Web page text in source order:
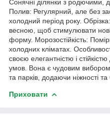
Сонячні ділянки з родючими,
Полив: Регулярний, але без
холодний період року.
весною, щоб стимулювати нові
форму. Морозостійкість:
холодних кліматах.
своєю елегантністю і
умов. Вона є чудовим
та парків, додаючи ніжності
Приховати